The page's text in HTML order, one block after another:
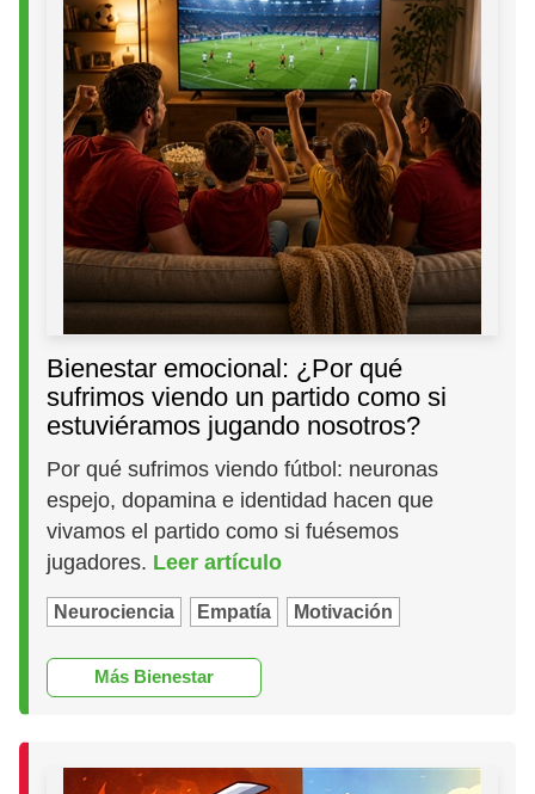
Bienestar emocional: ¿Por qué
sufrimos viendo un partido como si
estuviéramos jugando nosotros?
Por qué sufrimos viendo fútbol: neuronas
espejo, dopamina e identidad hacen que
vivamos el partido como si fuésemos
jugadores. Leer artículo
Neurociencia Empatía Motivación
Más Bienestar